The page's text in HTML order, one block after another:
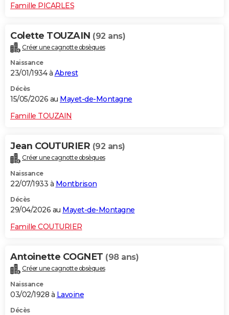
Famille PICARLES
Colette TOUZAIN (92 ans)
Créer une cagnotte obsèques
Naissance
23/01/1934 à Abrest
Décès
15/05/2026 au Mayet-de-Montagne
Famille TOUZAIN
Jean COUTURIER (92 ans)
Créer une cagnotte obsèques
Naissance
22/07/1933 à Montbrison
Décès
29/04/2026 au Mayet-de-Montagne
Famille COUTURIER
Antoinette COGNET (98 ans)
Créer une cagnotte obsèques
Naissance
03/02/1928 à Lavoine
Décès